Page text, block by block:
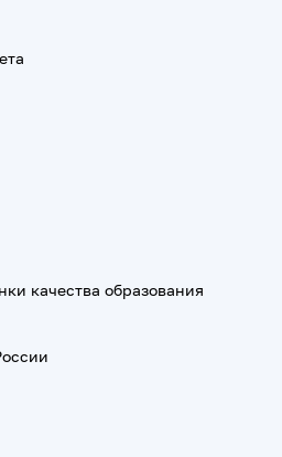
качества образования